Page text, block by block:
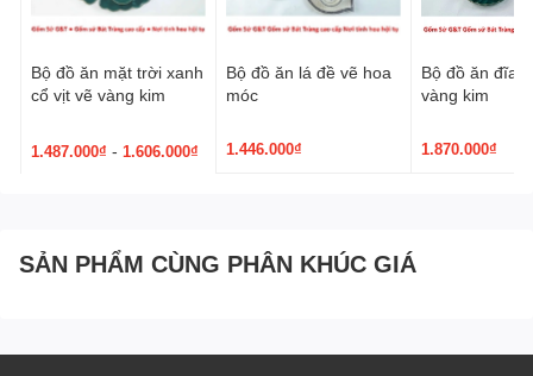
Bộ đồ ăn mặt trời xanh
cổ vịt vẽ vàng kim
1.487.000₫ - 1.606.000₫
Bộ đồ ăn lá đề vẽ hoa
móc
1.446.000₫
Bộ đồ ăn đĩa
vàng kim
1.870.000₫
SẢN PHẨM CÙNG PHÂN KHÚC GIÁ